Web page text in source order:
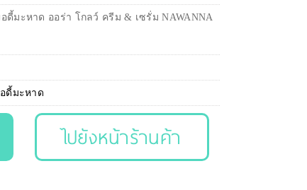
มะหาด ออร่า โกลว์ ครีม & เซรั่ม NAWANNA
ดี้มะหาด
ไปยังหน้าร้านค้า